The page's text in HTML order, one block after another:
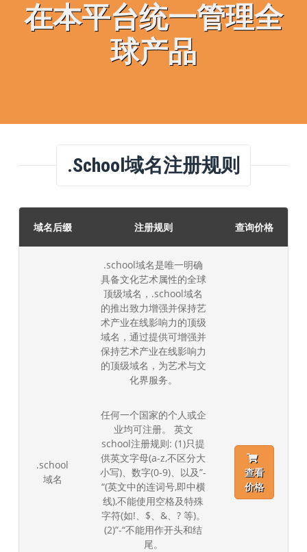
在本平台统一管理全
球产品
.school域名注册规则
域名后缀 注册规则 查询价格
.school
域名
.school域名是唯一明确
具备文化艺术属性的全球
顶级域名，.school域名
的推出致力增强并保持艺
术产业在线影响力的顶级
域名，通过提供可增强并
保持艺术产业在线影响力
的顶级域名，为艺术与文
化界服务。
任何一个国家的个人或企
业均可注册。 英文
school注册规则: (1)只提
供英文字母(a-z,不区分大
小写)、数字(0-9)、以及”-
“(英文中的连词号,即中横
线),不能使用空格及特殊
字符(如!、$、&、? 等)。
(2)”-“不能用作开头和结
尾。
查看
价格